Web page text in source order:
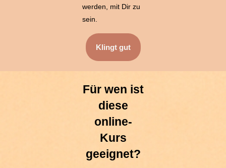
werden, mit Dir zu
sein.
Klingt gut
Für wen ist
diese
online-
Kurs
geeignet?